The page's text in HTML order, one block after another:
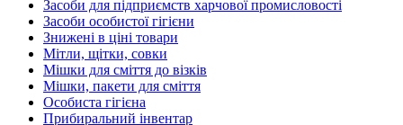
Засоби для підприємств харчової промисловості
Засоби особистої гігієни
Знижені в ціні товари
Мітли, щітки, совки
Мішки для сміття до візків
Мішки, пакети для сміття
Особиста гігієна
Прибиральний інвентар